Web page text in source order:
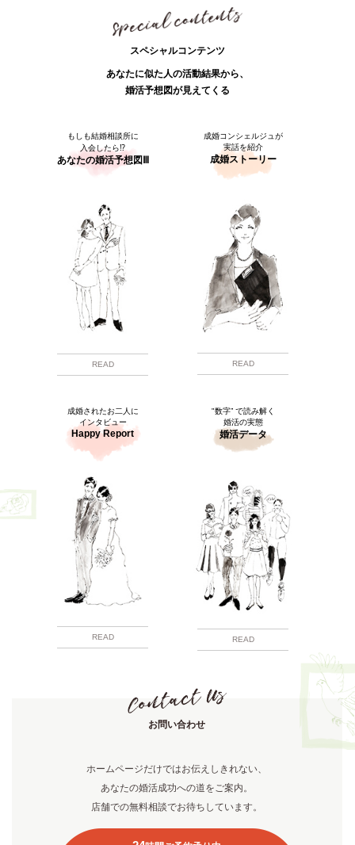
スペシャルコンテンツ
あなたに似た人の活動結果から、
婚活予想図が見えてくる
もしも結婚相談所に
入会したら⁉
あなたの婚活予想図Ⅲ
READ
成婚コンシェルジュが
実話を紹介
成婚ストーリー
READ
成婚されたお二人に
インタビュー
Happy Report
READ
"数字” で読み解く
婚活の実態
婚活データ
READ
お問い合わせ
ホームページだけではお伝えしきれない、
あなたの婚活成功への道をご案内。
店舗での無料相談でお待ちしています。